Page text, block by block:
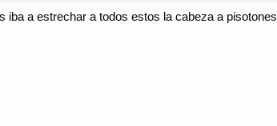
iba a estrechar a todos estos la cabeza a pisotones